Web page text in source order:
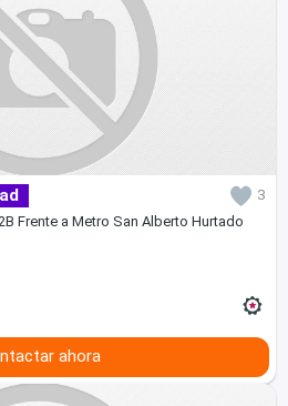
3
Frente a Metro San Alberto Hurtado
ahora